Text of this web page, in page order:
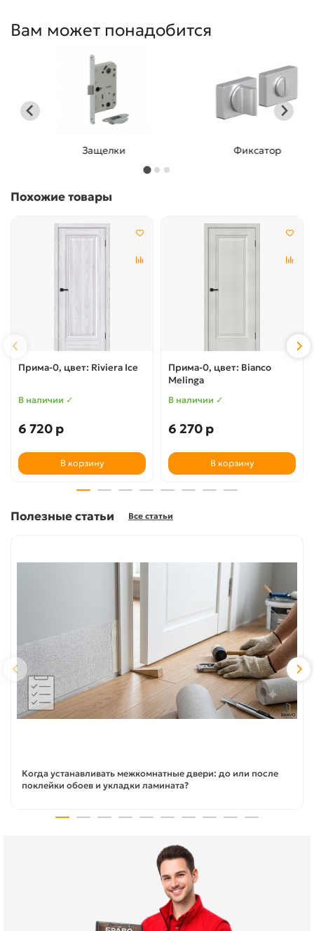
Вам может понадобится
Защелки Фиксатор
Похожие товары
Прима-0, цвет: Riviera Ice
В наличии ✓
6 720 р
В корзину
Прима-0, цвет: Bianco
Melinga
В наличии ✓
6 270 р
В корзину
Полезные статьи Все статьи
Когда устанавливать межкомнатные двери: до или после
поклейки обоев и укладки ламината?